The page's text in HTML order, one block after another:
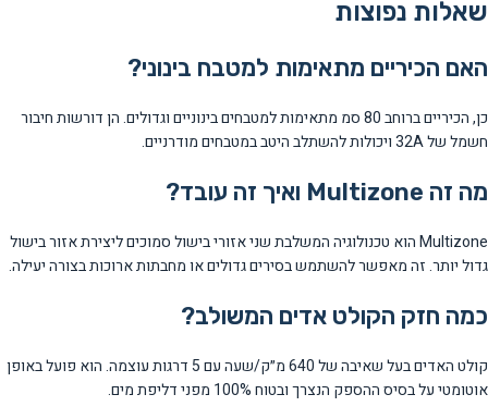
שאלות נפוצות
האם הכיריים מתאימות למטבח בינוני?
כן, הכיריים ברוחב 80 סמ מתאימות למטבחים בינוניים וגדולים. הן דורשות חיבור
חשמל של 32A ויכולות להשתלב היטב במטבחים מודרניים.
מה זה Multizone ואיך זה עובד?
Multizone הוא טכנולוגיה המשלבת שני אזורי בישול סמוכים ליצירת אזור בישול
גדול יותר. זה מאפשר להשתמש בסירים גדולים או מחבתות ארוכות בצורה יעילה.
כמה חזק הקולט אדים המשולב?
קולט האדים בעל שאיבה של 640 מ״ק/שעה עם 5 דרגות עוצמה. הוא פועל באופן
אוטומטי על בסיס ההספק הנצרך ובטוח 100% מפני דליפת מים.